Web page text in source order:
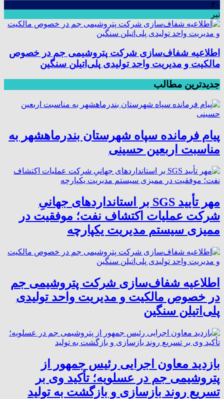
۳۰
تیر
اطلاعیه شفاف‌سازی شرکت پتروشیمی جم در خصوص
مالکیت و مدیریت واحد تولیدی پلی‌اتیلن سنگین
جدیدترین مطالب
پیام فرمانده سپاه شهرستان بندرماهشهر به
مناسبت اربعین حسینی
مهر تأیید SGS بر استانداردهای جهانیِ
شرکت عملیات اکتشاف نفت؛ موفقیت در
ممیزی سیستم مدیریت یکپارچه
اطلاعیه شفاف‌سازی شرکت پتروشیمی جم
در خصوص مالکیت و مدیریت واحد تولیدی
پلی‌اتیلن سنگین
بازدید معاون اجرایی رئیس جمهور از
پتروشیمی جم در عسلویه؛ تأکید وی بر
تسریع روند بازسازی و بازگشت به تولید